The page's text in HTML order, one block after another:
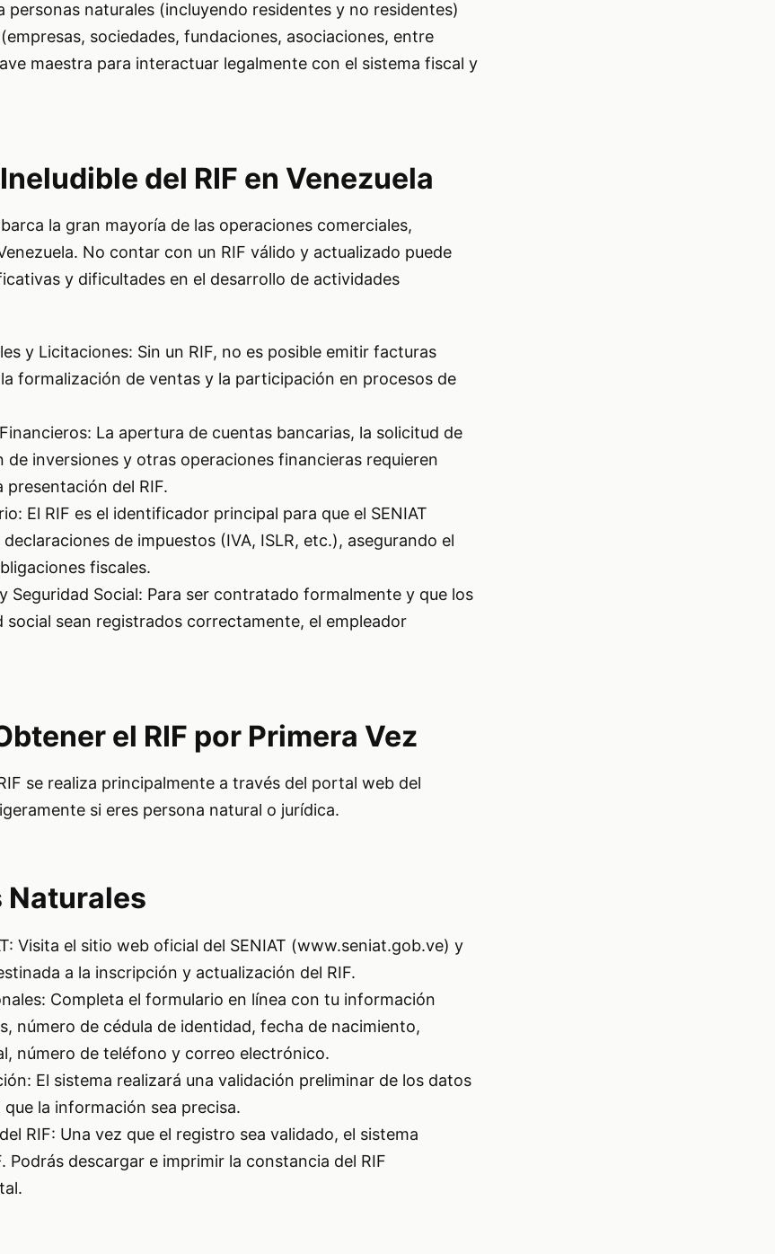
personas naturales (incluyendo residentes y no residentes)
sociedades, fundaciones, asociaciones, entre
maestra para interactuar legalmente con el sistema fiscal y
del RIF en Venezuela
la gran mayoría de las operaciones comerciales,
No contar con un RIF válido y actualizado puede
y dificultades en el desarrollo de actividades
y Licitaciones: Sin un RIF, no es posible emitir facturas
formalización de ventas y la participación en procesos de
La apertura de cuentas bancarias, la solicitud de
de inversiones y otras operaciones financieras requieren
presentación del RIF.
El RIF es el identificador principal para que el SENIAT
de impuestos (IVA, ISLR, etc.), asegurando el
fiscales.
Seguridad Social: Para ser contratado formalmente y que los
social sean registrados correctamente, el empleador
el RIF por Primera Vez
se realiza principalmente a través del portal web del
si eres persona natural o jurídica.
Naturales
Visita el sitio web oficial del SENIAT (www.seniat.gob.ve) y
a la inscripción y actualización del RIF.
Completa el formulario en línea con tu información
número de cédula de identidad, fecha de nacimiento,
número de teléfono y correo electrónico.
El sistema realizará una validación preliminar de los datos
la información sea precisa.
RIF: Una vez que el registro sea validado, el sistema
Podrás descargar e imprimir la constancia del RIF